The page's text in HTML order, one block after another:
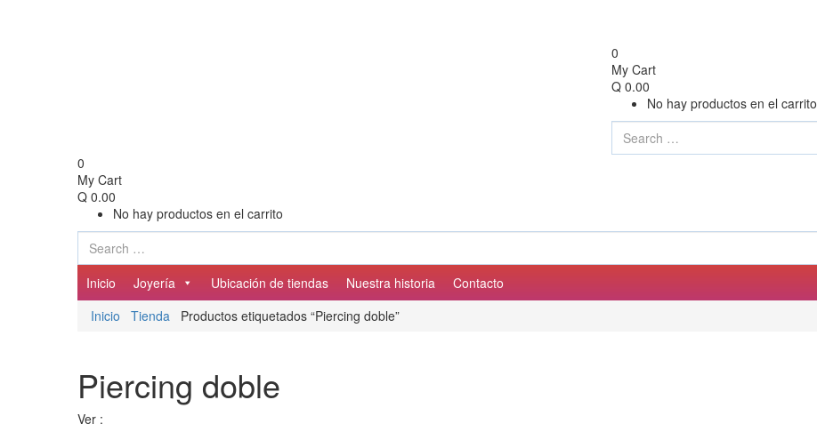
0
My Cart
Q 0.00
No hay productos en el carrito
0
My Cart
Q 0.00
No hay productos en el carrito
Inicio Joyería Ubicación de tiendas Nuestra historia
Contacto
Inicio
Tienda Productos etiquetados “Piercing doble”
Piercing doble
Ver :